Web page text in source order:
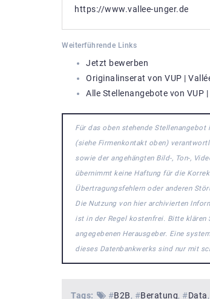
https://www.vallee-unger.de
Weiterführende Links
Jetzt bewerben
Originalinserat von VUP |
Alle Stellenangebote von VUP
Für das oben stehende
(siehe Firmenkontakt oben)
sowie der angehängten Bild-, Ton-,
übernimmt keine Haftung für die
Übertragungsfehlern oder anderen
Die Nutzung von hier archivierten
ist in der Regel kostenfrei. Bitte klären
angegebenen Herausgeber. Eine
dieses Datenbankwerks sind nur mit
Tags: #B2B #Beratung #Data